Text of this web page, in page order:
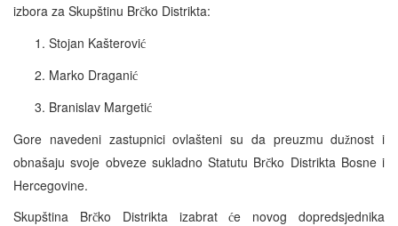
izbora za Skupštinu Brčko Distrikta:
Stojan Kašterović
Marko Draganić
Branislav Margetić
Gore navedeni zastupnici ovlašteni su da preuzmu dužnost i
obnašaju svoje obveze sukladno Statutu Brčko Distrikta Bosne i
Hercegovine.
Skupština Brčko Distrikta izabratće novog dopredsjednika